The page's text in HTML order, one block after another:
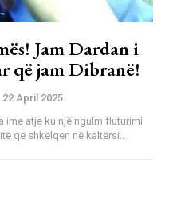
Jam Dardan i
që jam Dibranë!
22 April 2025
që shkëlqen në kaltërsi...